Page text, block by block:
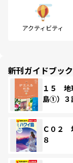
アクティビティ
新刊ガイドブック
１５ 地
島①）３
Ｃ０２
８